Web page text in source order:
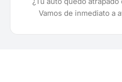
Vamos de inmediato a